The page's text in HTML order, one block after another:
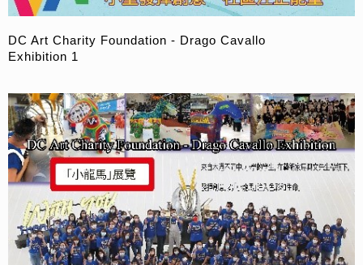
DC Art Charity Foundation - Drago Cavallo
Exhibition 1